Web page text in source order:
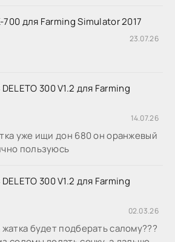
для Farming Simulator 2017
23.07.26
300 V1.2 для Farming
14.07.26
уже ищи дон 680 он оранжевый
пользуюсь
300 V1.2 для Farming
02.03.26
будет подберать салому???